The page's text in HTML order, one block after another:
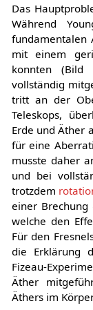
Das
Während
fundamentalen
mit einem
konnten
vollständig
tritt an der
Teleskops,
Erde und Äther
für eine
musste daher
und bei
trotzdem
einer
welche den
Für den
die Erklärung
Fizeau-
Äther
Äthers im